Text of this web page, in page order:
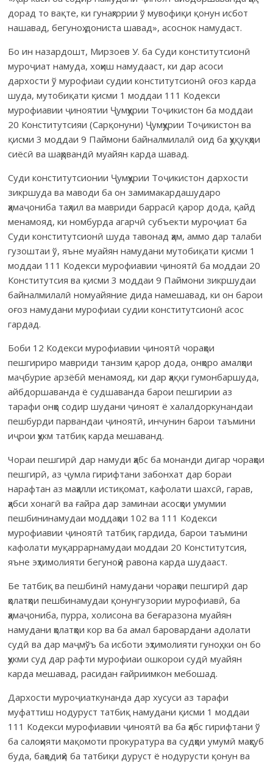
дорад то вақте, ки гунаҳгории ў мувофиқи қонун исбот
нашавад, бегуноҳ дониста шавад», асоснок намудаст.
Бо ин назардошт, Мирзоев У. ба Суди конститутсионӣ
муроҷиат намуда, хоҳиш намудааст, ки дар асоси
дархости ў мурофиаи судии конститутсионӣ оғоз карда
шуда, мутобиқати қисми 1 моддаи 111 Кодекси
мурофиавии ҷиноятии Ҷумҳурии Тоҷикистон ба моддаи
20 Конститутсияи (Сарқонуни) Ҷумҳурии Тоҷикистон ва
қисми 3 моддаи 9 Паймони байналмилалӣ оид ба ҳуқуқҳои
сиёсӣ ва шаҳрвандӣ муайян карда шавад.
Суди конститутсионии Ҷумҳурии Тоҷикистон дархости
зикршуда ва маводи ба он замимакардашударо
ҳамаҷониба таҳлил ва мавриди баррасӣ қарор дода, қайд
менамояд, ки номбурда агарчӣ субъекти муроҷиат ба
Суди конститутсионӣ шуда тавонад ҳам, аммо дар талаби
гузоштаи ў, яъне муайян намудани мутобиқати қисми 1
моддаи 111 Кодекси мурофиавии ҷиноятӣ ба моддаи 20
Конститутсия ва қисми 3 моддаи 9 Паймони зикршудаи
байналмилалӣ номуайяние дида намешавад, ки он барои
оғоз намудани мурофиаи судии конститутсионӣ асос
гардад.
Боби 12 Кодекси мурофиавии ҷиноятӣ чораҳои
пешгириро мавриди танзим қарор дода, онҳоро амалҳои
маҷбурие арзёбӣ менамояд, ки дар ҳаққи гумонбаршуда,
айбдоршаванда ё судшаванда барои пешгирии аз
тарафи онҳо содир шудани ҷиноят ё халалдоркунандаи
пешбурди парвандаи ҷиноятӣ, инчунин барои таъмини
иҷрои ҳукм татбиқ карда мешаванд.
Чораи пешгирӣ дар намуди ҳабс ба монанди дигар чораҳои
пешгирӣ, аз ҷумла гирифтани забонхат дар бораи
нарафтан аз маҳалли истиқомат, кафолати шахсӣ, гарав,
ҳабси хонагӣ ва ғайра дар заминаи асосҳои умумии
пешбининамудаи моддаҳои 102 ва 111 Кодекси
мурофиавии ҷиноятӣ татбиқ гардида, барои таъмини
кафолати муқаррарнамудаи моддаи 20 Конститутсия,
яъне эҳтимолияти бегуноҳӣ равона карда шудааст.
Бе татбиқ ва пешбинӣ намудани чораҳои пешгирӣ дар
ҳолатҳои пешбинамудаи қонунгузории мурофиавӣ, ба
ҳамаҷониба, пурра, холисона ва беғаразона муайян
намудани ҳолатҳои кор ва ба амал баровардани адолати
судӣ ва дар маҷмўъ ба исботи эҳтимолияти гуноҳ, ки он бо
ҳукми суд дар рафти мурофиаи ошкорои судӣ муайян
карда мешавад, расидан ғайриимкон мебошад.
Дархости муроҷиаткунанда дар хусуси аз тарафи
муфаттиш нодуруст татбиқ намудани қисми 1 моддаи
111 Кодекси мурофиавии ҷиноятӣ ва ба ҳабс гирифтани ў
ба салоҳияти мақомоти прокуратура ва судҳои умумӣ маҳсуб
буда, баҳодиҳӣ ба татбиқи дуруст ё нодурусти қонун ва